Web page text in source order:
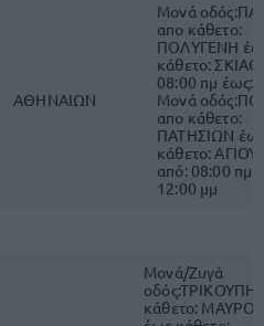
ΑΘΗΝΑΙΩΝ
Μονά
απο κάθετο:
ΠΟΛΥΓΕΝΗ
κάθετο:
08:00 πμ έως:
Μονά
απο κάθετο:
ΠΑΤΗΣΙΩΝ
κάθετο:
από: 08:00 πμ
12:00 μμ
Μονά/Ζυγά
οδός:ΤΡΙΚΟΥΠΗ
κάθετο: